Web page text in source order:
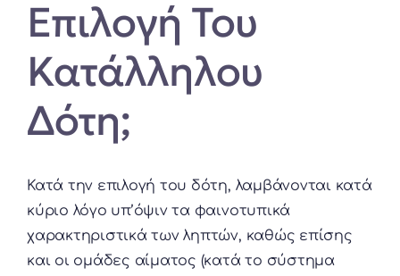
Επιλογή Του
Κατάλληλου
Δότη;
Κατά την επιλογή του δότη, λαμβάνονται κατά
κύριο λόγο υπ’όψιν τα φαινοτυπικά
χαρακτηριστικά των ληπτών, καθώς επίσης
και οι ομάδες αίματος (κατά το σύστημα